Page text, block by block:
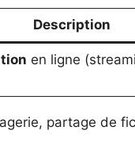
Description
en ligne
partage de